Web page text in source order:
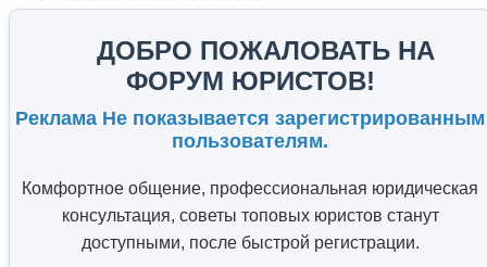
ДОБРО ПОЖАЛОВАТЬ НА
ФОРУМ ЮРИСТОВ!
Реклама Не показывается зарегистрированным
пользователям.
Комфортное общение, профессиональная юридическая
консультация, советы топовых юристов станут
доступными, после быстрой регистрации.